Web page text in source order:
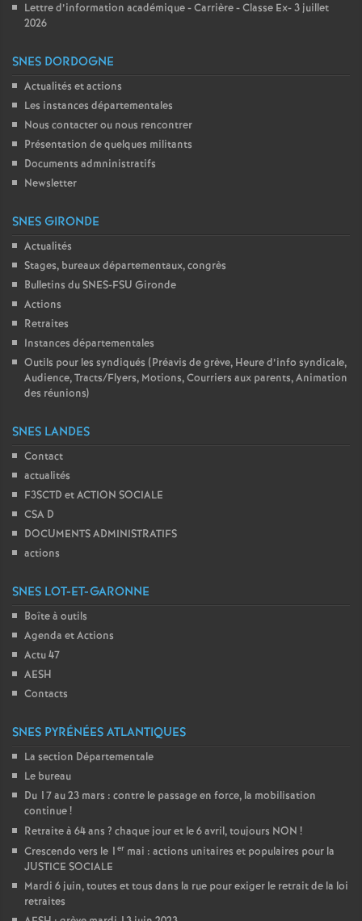
Lettre d’information académique - Carrière - Classe Ex- 3 juillet
2026
SNES DORDOGNE
Actualités et actions
Les instances départementales
Nous contacter ou nous rencontrer
Présentation de quelques militants
Documents admninistratifs
Newsletter
SNES GIRONDE
Actualités
Stages, bureaux départementaux, congrès
Bulletins du SNES-FSU Gironde
Actions
Retraites
Instances départementales
Outils pour les syndiqués (Préavis de grève, Heure d’info syndicale,
Audience, Tracts/Flyers, Motions, Courriers aux parents, Animation
des réunions)
SNES LANDES
Contact
actualités
F3SCTD et ACTION SOCIALE
CSA D
DOCUMENTS ADMINISTRATIFS
actions
SNES LOT-ET-GARONNE
Boîte à outils
Agenda et Actions
Actu 47
AESH
Contacts
SNES PYRÉNÉES ATLANTIQUES
La section Départementale
Le bureau
Du 17 au 23 mars : contre le passage en force, la mobilisation
continue!
Retraite à 64 ans ? chaque jour et le 6 avril, toujours NON !
Crescendo vers le 1 er mai : actions unitaires et populaires pour la
JUSTICE SOCIALE
Mardi 6 juin, toutes et tous dans la rue pour exiger le retrait de la loi
retraites